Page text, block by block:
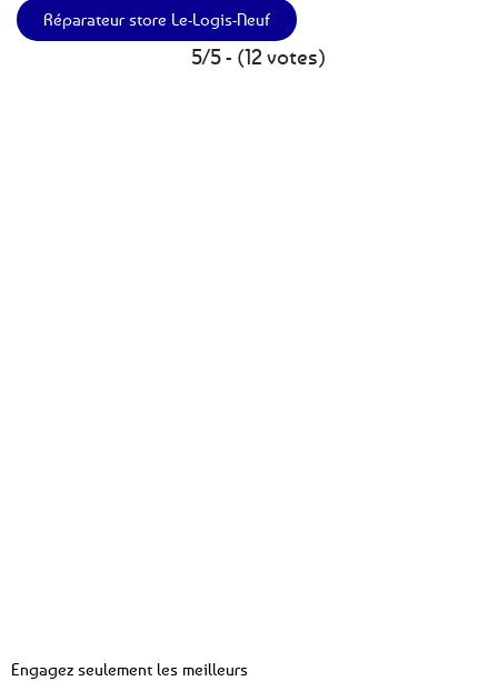
Réparateur store Le-Logis-Neuf
5/5 - (12 votes)
Engagez seulement les meilleurs